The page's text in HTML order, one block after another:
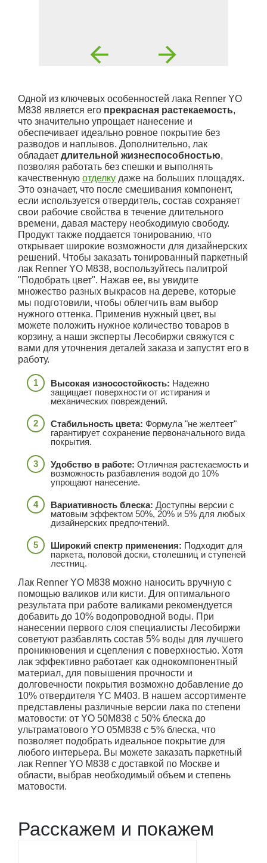
Одной из ключевых особенностей лака Renner YO
M838 является его прекрасная растекаемость,
что значительно упрощает нанесение и
обеспечивает идеально ровное покрытие без
разводов и наплывов. Дополнительно, лак
обладает длительной жизнеспособностью,
позволяя работать без спешки и выполнять
качественную отделку даже на больших площадях.
Это означает, что после смешивания компонент,
если используется отвердитель, состав сохраняет
свои рабочие свойства в течение длительного
времени, давая мастеру необходимую свободу.
Продукт также поддается тонированию, что
открывает широкие возможности для дизайнерских
решений. Чтобы заказать тонированный паркетный
лак Renner YO M838, воспользуйтесь палитрой
"Подобрать цвет". Нажав ее, вы увидите
множество разных выкрасов на дереве, которые
мы подготовили, чтобы облегчить вам выбор
нужного оттенка. Применив нужный цвет, вы
можете положить нужное количество товаров в
корзину, а наши эксперты Лесобиржи свяжутся с
вами для уточнения деталей заказа и запустят его в
работу.
Высокая износостойкость: Надежно
защищает поверхности от истирания и
механических повреждений.
Стабильность цвета: Формула "не желтеет"
гарантирует сохранение первоначального вида
покрытия.
Удобство в работе: Отличная растекаемость и
возможность разбавления водой до 10%
упрощают нанесение.
Вариативность блеска: Доступны версии с
матовым эффектом 50%, 20% и 5% для любых
дизайнерских предпочтений.
Широкий спектр применения: Подходит для
паркета, половой доски, столешниц и ступеней
лестниц.
Лак Renner YO M838 можно наносить вручную с
помощью валиков или кисти. Для оптимального
результата при работе валиками рекомендуется
добавить до 10% водопроводной воды. При
нанесении первого слоя специалисты Лесобиржи
советуют разбавлять состав 5% воды для лучшего
проникновения и сцепления с поверхностью. Хотя
лак эффективно работает как однокомпонентный
материал, для повышения прочности и
долговечности покрытия возможно добавление до
10% отвердителя YC M403. В нашем ассортименте
представлены различные версии лака по степени
матовости: от YO 50M838 с 50% блеска до
ультраматового YO 05M838 с 5% блеска, что
позволяет подобрать идеальное покрытие для
любого интерьера. Вы можете заказать паркетный
лак Renner YO M838 с доставкой по Москве и
области, выбрав необходимый объем и степень
матовости.
Расскажем и покажем